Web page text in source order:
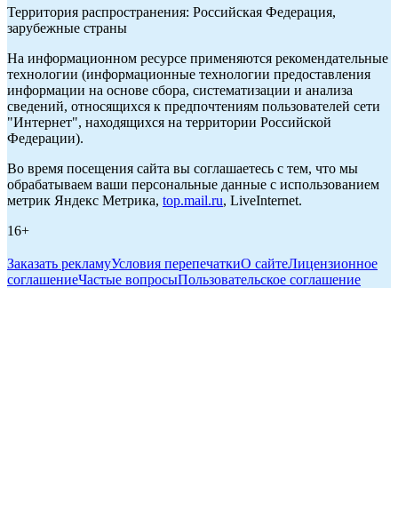
Территория распространения: Российская Федерация,
зарубежные страны
На информационном ресурсе применяются рекомендательные
технологии (информационные технологии предоставления
информации на основе сбора, систематизации и анализа
сведений, относящихся к предпочтениям пользователей сети
"Интернет", находящихся на территории Российской
Федерации).
Во время посещения сайта вы соглашаетесь с тем, что мы
обрабатываем ваши персональные данные с использованием
метрик Яндекс Метрика, top.mail.ru, LiveInternet.
16+
Заказать рекламуУсловия перепечаткиО сайтеЛицензионное
соглашениеЧастые вопросыПользовательское соглашение